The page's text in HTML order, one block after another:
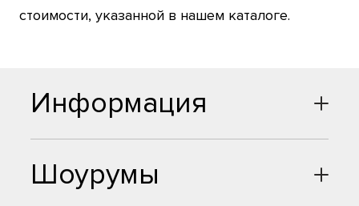
стоимости, указанной в нашем каталоге.
Шоурумы
Информация